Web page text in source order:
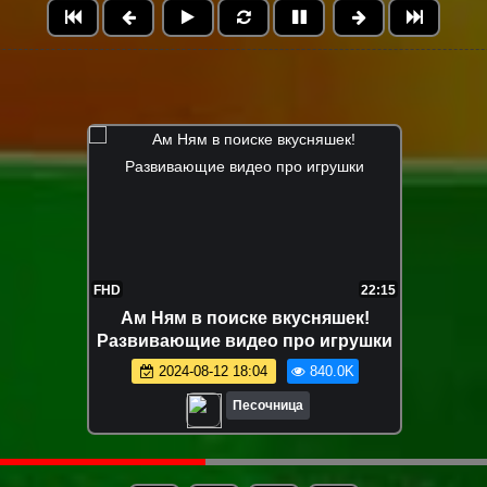
FHD 12:04
Маша Капуки и игрушки на пляже -
Развивающее видео для малышей
2024-08-16 18:41 632.0K
Песочница